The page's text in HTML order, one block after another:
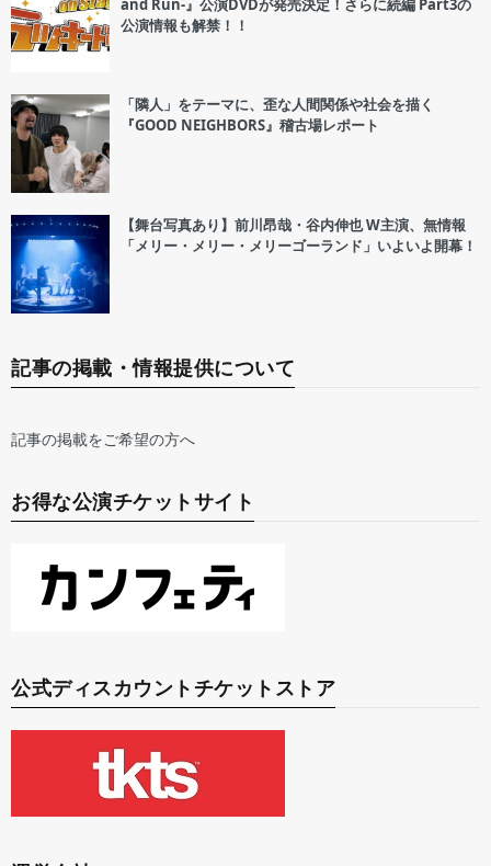
and Run-』公演DVDが発売決定！さらに続編 Part3の
公演情報も解禁！！
「隣人」をテーマに、歪な人間関係や社会を描く
『GOOD NEIGHBORS』稽古場レポート
【舞台写真あり】前川昂哉・谷内伸也 W主演、無情報
「メリー・メリー・メリーゴーランド」いよいよ開幕！
記事の掲載・情報提供について
記事の掲載をご希望の方へ
お得な公演チケットサイト
公式ディスカウントチケットストア